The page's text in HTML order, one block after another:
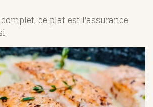
ce plat est l'assurance